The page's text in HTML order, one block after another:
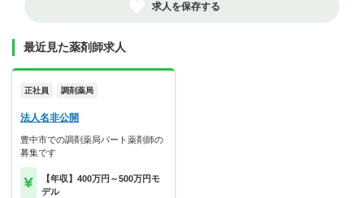
求人を保存する
最近見た薬剤師求人
正社員 調剤薬局
法人名非公開
豊中市での調剤薬局パート薬剤師の
募集です
【年収】400万円～500万円モ
デル